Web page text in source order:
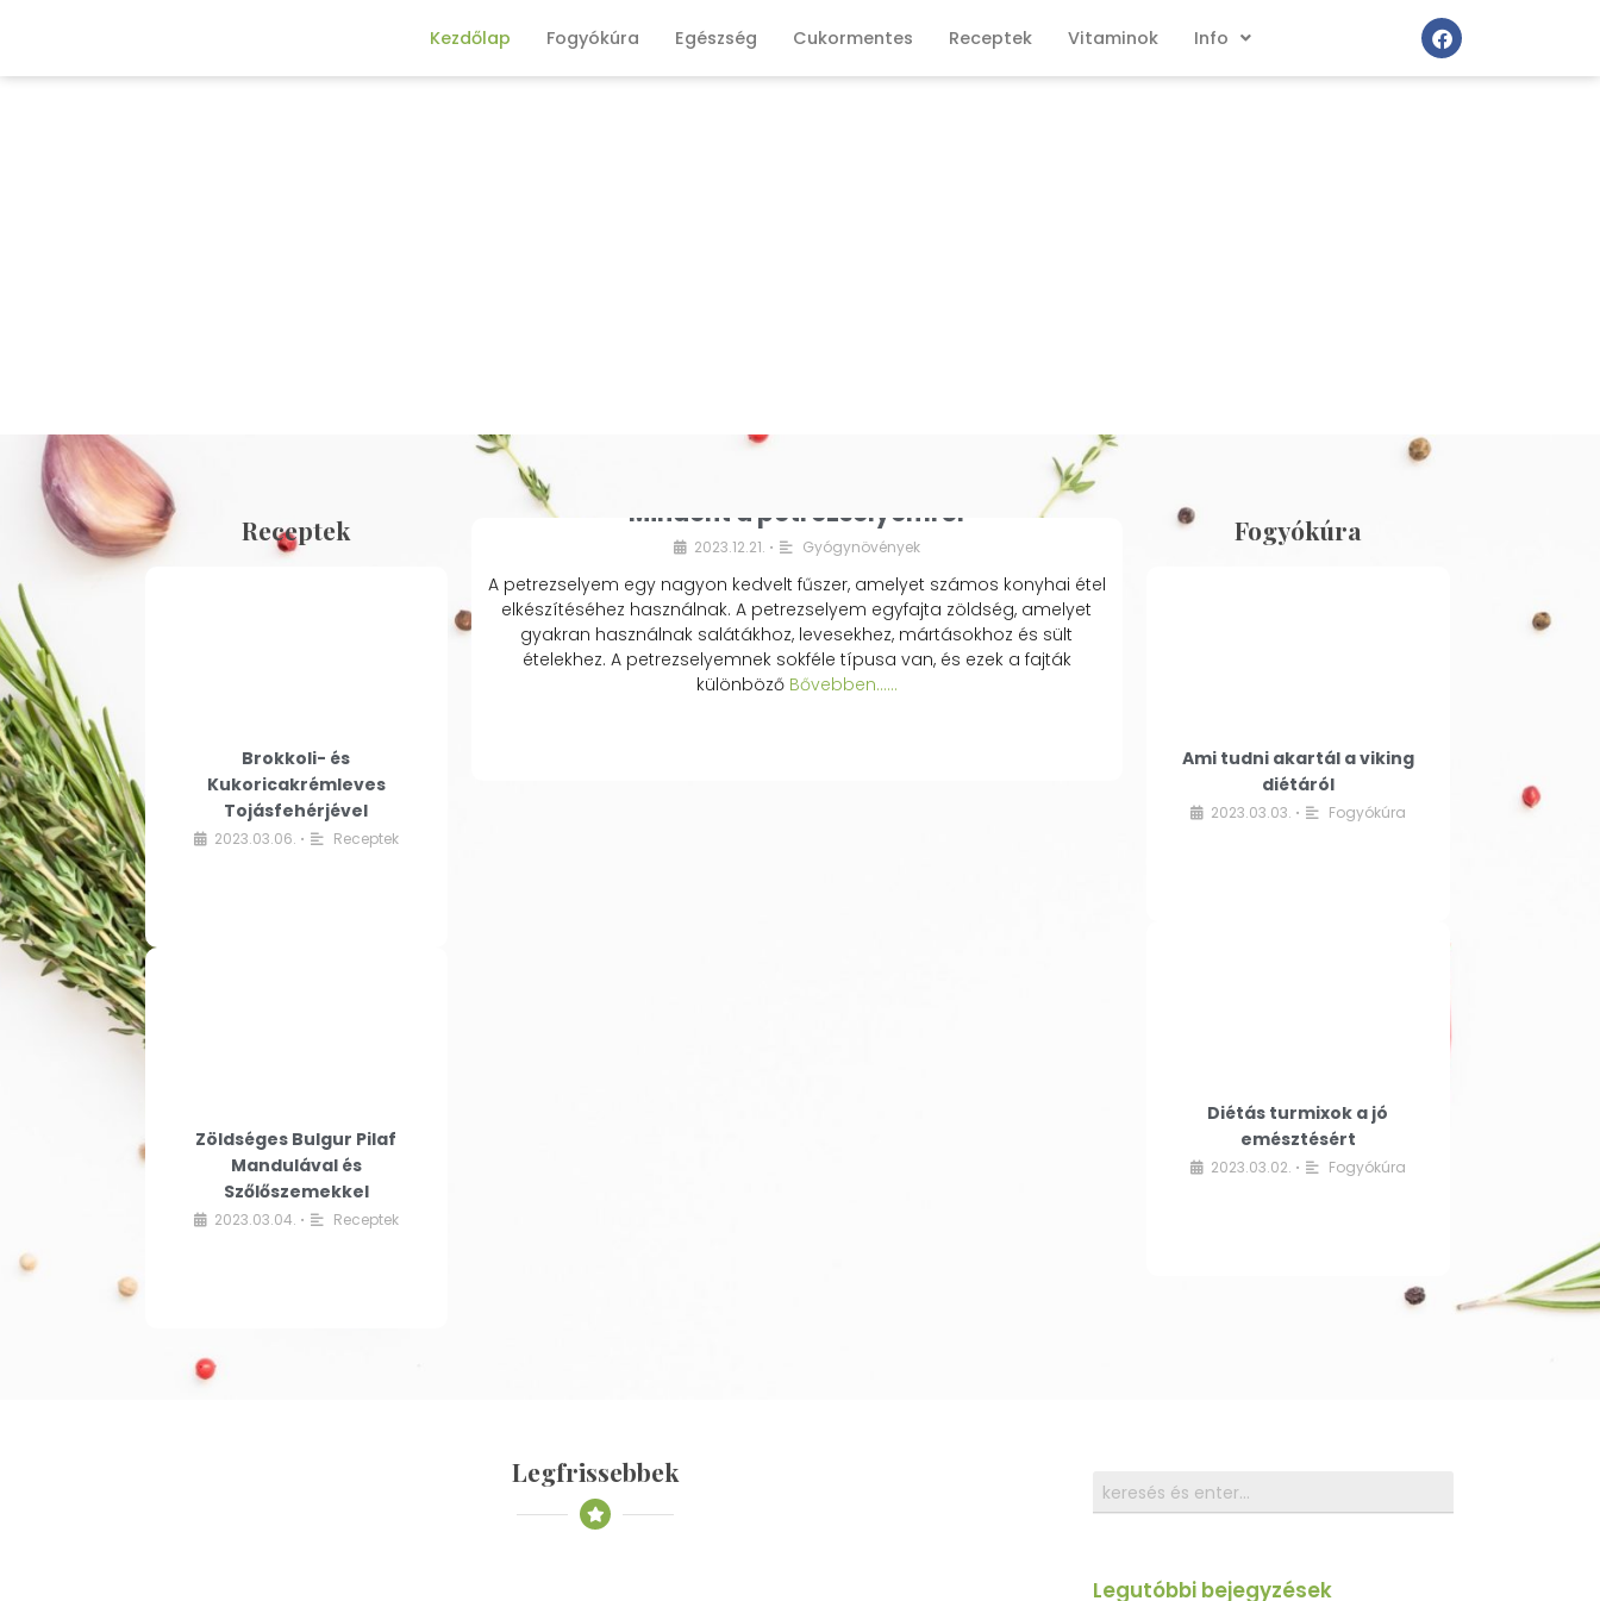
Kezdőlap Fogyókúra Egészség Cukormentes Receptek Vitaminok Info
Receptek
Brokkoli- és
Kukoricakrémleves
Tojásfehérjével
2023.03.06. • Receptek
Zöldséges Bulgur Pilaf
Mandulával és
Szőlőszemekkel
2023.03.04. • Receptek
Mindent a petrezselyemről
2023.12.21. • Gyógynövények
A petrezselyem egy nagyon kedvelt fűszer, amelyet számos konyhai étel
elkészítéséhez használnak. A petrezselyem egyfajta zöldség, amelyet
gyakran használnak salátákhoz, levesekhez, mártásokhoz és sült
ételekhez. A petrezselyemnek sokféle típusa van, és ezek a fajták
különbözőBővebben...…
Fogyókúra
Ami tudni akartál a viking
diétáról
2023.03.03. • Fogyókúra
Diétás turmixok a jó
emésztésért
2023.03.02. • Fogyókúra
Legfrissebbek
Legutóbbi bejegyzések